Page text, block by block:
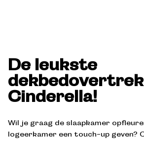
De leukste
Cinderella!
Wil je graag de slaapkamer
logeerkamer een touch-up geven?